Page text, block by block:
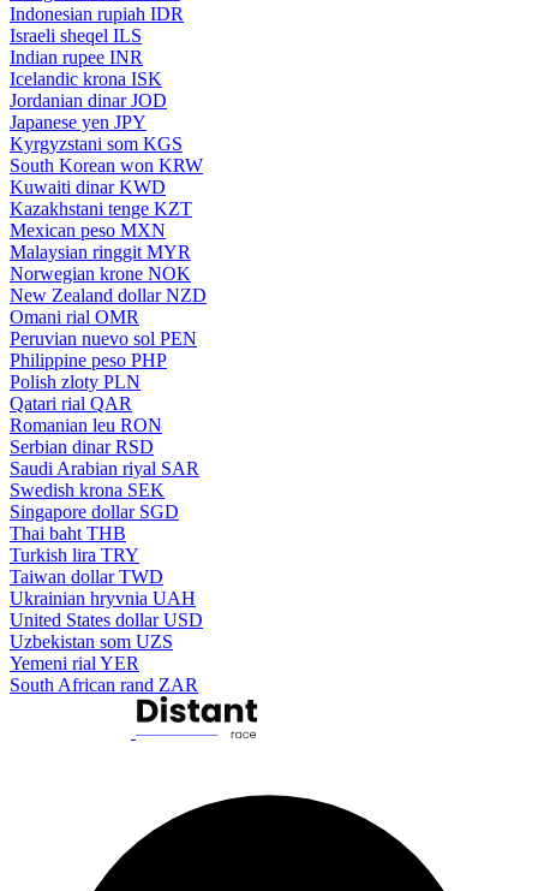
Indonesian rupiah IDR
Israeli sheqel ILS
Indian rupee INR
Icelandic krona ISK
Jordanian dinar JOD
Japanese yen JPY
Kyrgyzstani som KGS
South Korean won KRW
Kuwaiti dinar KWD
Kazakhstani tenge KZT
Mexican peso MXN
Malaysian ringgit MYR
Norwegian krone NOK
New Zealand dollar NZD
Omani rial OMR
Peruvian nuevo sol PEN
Philippine peso PHP
Polish zloty PLN
Qatari rial QAR
Romanian leu RON
Serbian dinar RSD
Saudi Arabian riyal SAR
Swedish krona SEK
Singapore dollar SGD
Thai baht THB
Turkish lira TRY
Taiwan dollar TWD
Ukrainian hryvnia UAH
United States dollar USD
Uzbekistan som UZS
Yemeni rial YER
South African rand ZAR